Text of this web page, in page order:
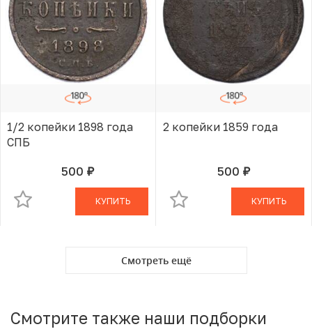
1/2 копейки 1898 года
СПБ
500 руб.В КОРЗИНЕ
КУПИТЬ
2 копейки 1859 года
500 руб.В КОРЗИНЕ
КУПИТЬ
Смотреть ещё
Смотрите также наши подборки